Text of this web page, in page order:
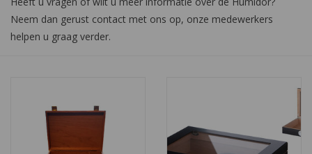
Neem dan gerust contact met ons op, onze medewerkers
helpen u graag verder.